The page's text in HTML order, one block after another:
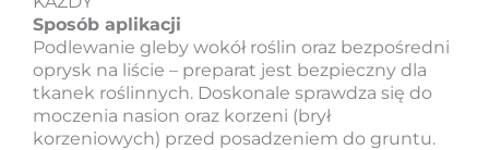
Sposób aplikacji
Podlewanie gleby wokół roślin oraz bezpośredni
oprysk na liście – preparat jest bezpieczny dla
tkanek roślinnych. Doskonale sprawdza się do
moczenia nasion oraz korzeni (brył
korzeniowych) przed posadzeniem do gruntu.